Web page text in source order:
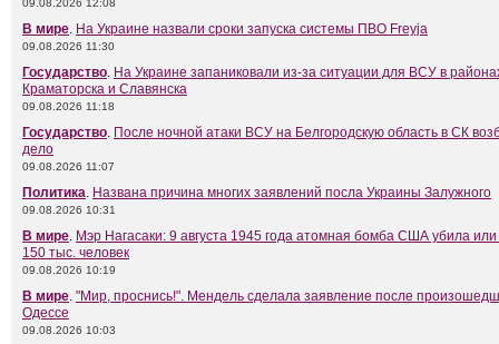
09.08.2026 12:08
В мире. На Украине назвали сроки запуска системы ПВО Freyja
09.08.2026 11:30
Государство. На Украине запаниковали из-за ситуации для ВСУ в
Краматорска и Славянска
09.08.2026 11:18
Государство. После ночной атаки ВСУ на Белгородскую область в СК
дело
09.08.2026 11:07
Политика. Названа причина многих заявлений посла Украины Залужного
09.08.2026 10:31
В мире. Мэр Нагасаки: 9 августа 1945 года атомная бомба США убила
150 тыс. человек
09.08.2026 10:19
В мире. "Мир, проснись!". Мендель сделала заявление после
Одессе
09.08.2026 10:03